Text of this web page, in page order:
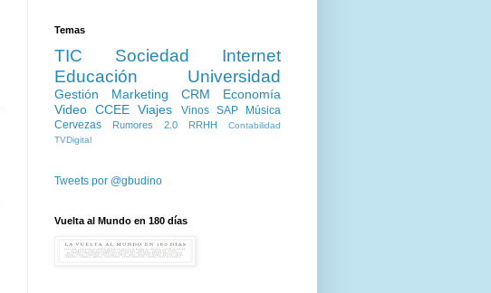
Temas
TIC Sociedad
Internet
Educación
Universidad
Gestión Marketing CRM
Economía
Video CCEE Viajes Vinos SAP
Música
Cervezas
Rumores 2.0 RRHH
Contabilidad
TVDigital
Tweets por @gbudino
Vuelta al Mundo en 180 días